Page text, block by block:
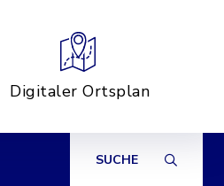
Digitaler Ortsplan
SUCHE